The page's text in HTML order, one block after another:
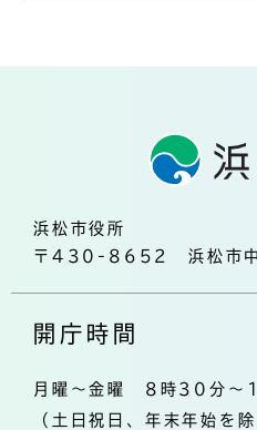
浜松市役所
〒430-8652 浜松市中
開庁時間
月曜～金曜 8時30分～
（土日祝日、年末年始を除